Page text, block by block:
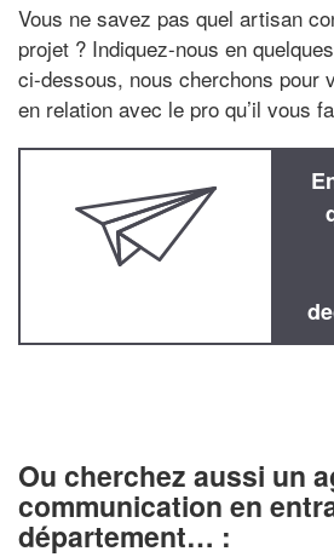
Vous ne savez pas quel artisan
projet ? Indiquez-nous en
ci-dessous, nous cherchons pour
en relation avec le pro qu’il vous
Ou cherchez aussi un
communication en
département… :